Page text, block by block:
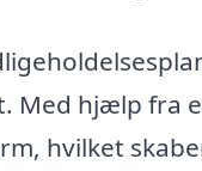
Med hjælp fra
hvilket